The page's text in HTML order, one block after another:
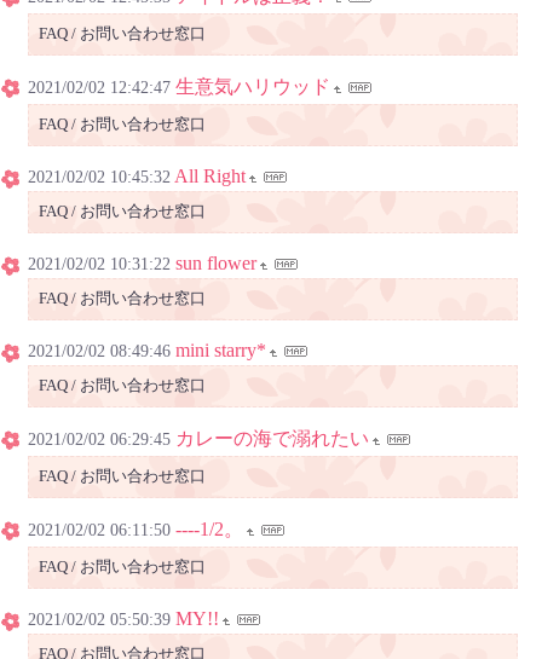
FAQ / お問い合わせ窓口
2021/02/02 12:42:47 生意気ハリウッド
FAQ / お問い合わせ窓口
2021/02/02 10:45:32 All Right
FAQ / お問い合わせ窓口
2021/02/02 10:31:22 sun flower
FAQ / お問い合わせ窓口
2021/02/02 08:49:46 mini starry*
FAQ / お問い合わせ窓口
2021/02/02 06:29:45 カレーの海で溺れたい
FAQ / お問い合わせ窓口
2021/02/02 06:11:50 ----1/2。
FAQ / お問い合わせ窓口
2021/02/02 05:50:39 MY!!
FAQ / お問い合わせ窓口